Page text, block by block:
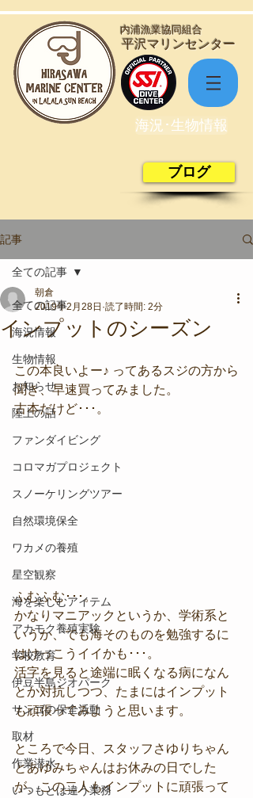
​平沢マリンセンター
​内浦漁業協同組合
海況･生物情報
ブログ
記事
全ての記事
海況情報
生物情報
お知らせ
陸上の話
ファンダイビング
コロマガプロジェクト
スノーケリングツアー
自然環境保全
ワカメの養殖
星空観察
海を楽しむアイテム
アカモク養殖実験
学校教育
伊豆半島ジオパーク
サンゴの保全活動
取材
作業潜水
いつもとは違う業務
全ての記事
インプットのシーズン
朝倉
2019年2月28日 読了時間: 2分
この本良いよー♪ ってあるスジの方から
聞き、早速買ってみました。
古本だけど･･･。
ふむふむ･･･。
かなりマニアックというか、学術系と
いうか、でも海そのものを勉強するに
はけっこうイイかも･･･。
活字を見ると途端に眠くなる病になん
とか対抗しつつ、たまにはインプット
も頑張ってみようと思います。
ところで今日、スタッフさゆりちゃん
とあゆみちゃんはお休みの日でした
が、この二人もインプットに頑張って